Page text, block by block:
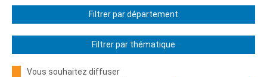
Filtrer par département
Filtrer par thématique
Vous souhaitez diffuser